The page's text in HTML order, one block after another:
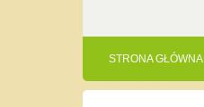
STRONA GŁÓWNA